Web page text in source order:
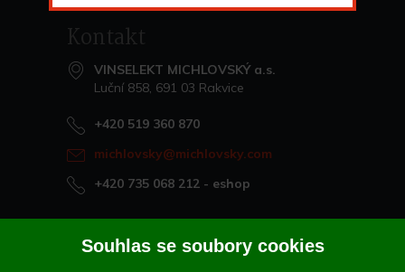
Kontakt
VINSELEKT MICHLOVSKÝ a.s.
Luční 858, 691 03 Rakvice
+420 519 360 870
michlovsky@michlovsky.com
+420 735 068 212 - eshop
Naše vína offline
Souhlas se soubory cookies